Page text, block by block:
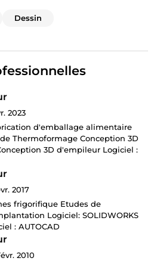
Dessin
2023
d'emballage alimentaire
Thermoformage Conception 3D
3D d'empileur Logiciel :
2017
frigorifique Etudes de
Logiciel: SOLIDWORKS
: AUTOCAD
2010